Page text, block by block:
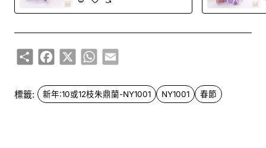
ShareFacebook
X WhatsApp
Email
標籤: 新年:10或12枝朱鼎蘭-NY1001 NY1001 春節